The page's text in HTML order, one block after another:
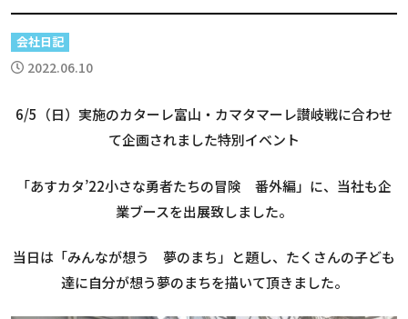
会社日記
2022.06.10
6/5（日）実施のカターレ富山・カマタマーレ讃岐戦に合わせ
て企画されました特別イベント
「あすカタ’22小さな勇者たちの冒険 番外編」に、当社も企
業ブースを出展致しました。
当日は「みんなが想う 夢のまち」と題し、たくさんの子ども
達に自分が想う夢のまちを描いて頂きました。